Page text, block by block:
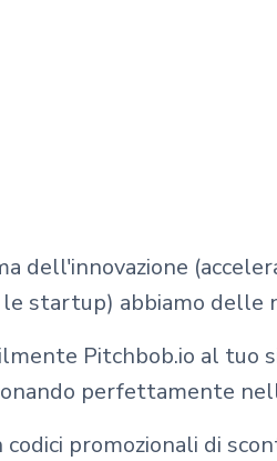
dell'innovazione
le startup) abbiamo delle
Pitchbob.io al tuo
perfettamente
promozionali di